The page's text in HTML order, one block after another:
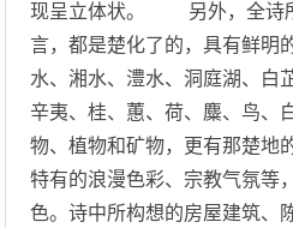
现呈立体状。 另外，全诗
言，都是楚化了的，具有鲜明
水、湘水、澧水、洞庭湖、白
辛夷、桂、蕙、荷、麋、鸟、
物、植物和矿物，更有那楚地
特有的浪漫色彩、宗教气氛等
色。诗中所构想的房屋建筑、